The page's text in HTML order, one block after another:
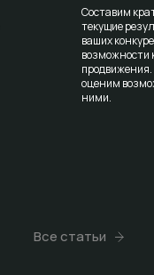
Составим
текущие
ваших
возможности
оценим
ними.
Все статьи